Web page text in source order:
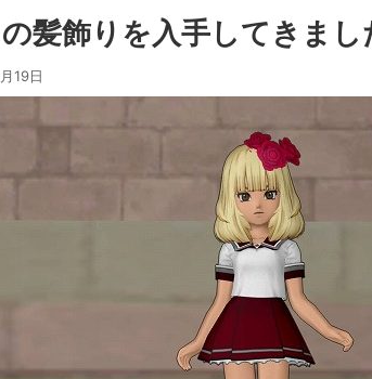
髪飾りを入手してきまし
19日